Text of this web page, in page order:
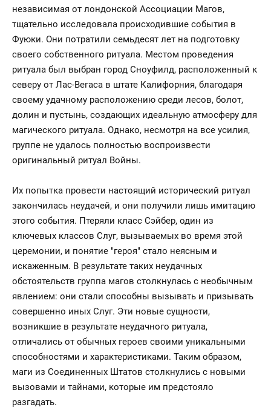
независимая от лондонской Ассоциации Магов,
тщательно исследовала происходившие события в
Фуюки. Они потратили семьдесят лет на подготовку
своего собственного ритуала. Местом проведения
ритуала был выбран город Сноуфилд, расположенный к
северу от Лас-Вегаса в штате Калифорния, благодаря
своему удачному расположению среди лесов, болот,
долин и пустынь, создающих идеальную атмосферу для
магического ритуала. Однако, несмотря на все усилия,
группе не удалось полностью воспроизвести
оригинальный ритуал Войны.
Их попытка провести настоящий исторический ритуал
закончилась неудачей, и они получили лишь имитацию
этого события. Птеряли класс Сэйбер, один из
ключевых классов Слуг, вызываемых во время этой
церемонии, и понятие "героя" стало неясным и
искаженным. В результате таких неудачных
обстоятельств группа магов столкнулась с необычным
явлением: они стали способны вызывать и призывать
совершенно иных Слуг. Эти новые сущности,
возникшие в результате неудачного ритуала,
отличались от обычных героев своими уникальными
способностями и характеристиками. Таким образом,
маги из Соединенных Штатов столкнулись с новыми
вызовами и тайнами, которые им предстояло
разгадать.